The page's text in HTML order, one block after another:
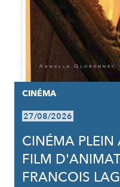
CINÉMA
27/08/2026
CINÉMA PLEIN
FILM
FRANCOIS